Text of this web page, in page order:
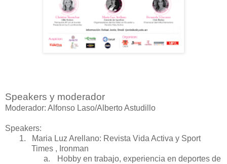
Speakers y moderador
Moderador: Alfonso Laso/Alberto Astudillo
Speakers:
1.
Maria Luz Arellano: Revista Vida Activa y Sport
Times , Ironman
a.
Hobby en trabajo, experiencia en deportes de